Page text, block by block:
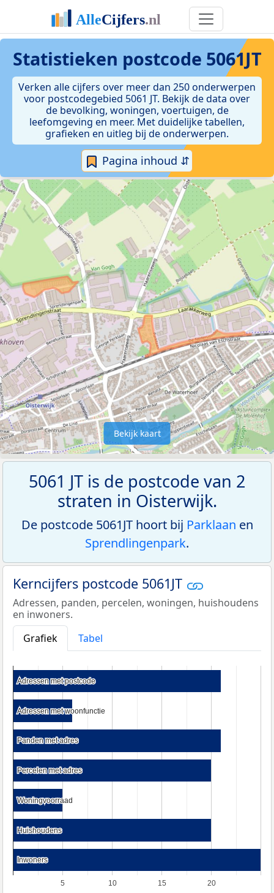
Statistieken postcode 5061JT
Verken alle cijfers over meer dan 250 onderwerpen
voor postcodegebied 5061 JT. Bekijk de data over
de bevolking, woningen, voertuigen, de
leefomgeving en meer. Met duidelijke tabellen,
grafieken en uitleg bij de onderwerpen.
Pagina inhoud ⇵
Bekijk kaart
5061 JT is de postcode van 2
straten in Oisterwijk.
De postcode 5061JT hoort bij Parklaan en
Sprendlingenpark.
Kerncijfers postcode 5061JT
Adressen, panden, percelen, woningen, huishoudens
en inwoners.
Grafiek
Tabel
5 10 15 20
Adressen met postcode
Adressen met postcode
Adressen met woonfunctie
Adressen met woonfunctie
Panden met adres
Panden met adres
Percelen met adres
Percelen met adres
Woningvoorraad
Woningvoorraad
Huishoudens
Huishoudens
Inwoners
Inwoners